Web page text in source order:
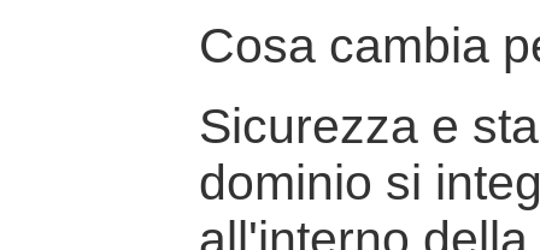
Cosa cambia
Sicurezza e
dominio si